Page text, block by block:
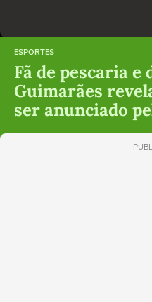
ESPORTES
Fã de pescaria e
Guimarães
ser anunciado